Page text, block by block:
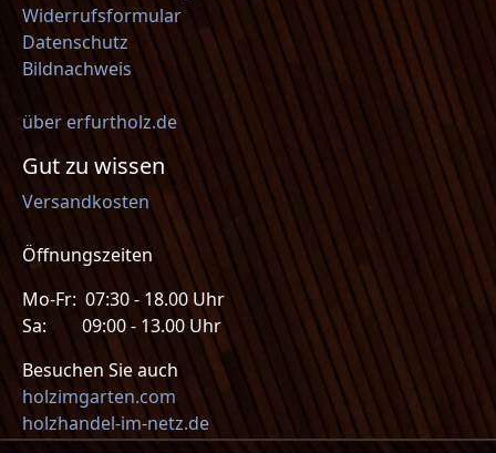
Widerrufsformular
Datenschutz
Bildnachweis
über erfurtholz.de
Gut zu wissen
Versandkosten
Öffnungszeiten
Mo-Fr: 07:30 - 18.00 Uhr
Sa: 09:00 - 13.00 Uhr
Besuchen Sie auch
holzimgarten.com
holzhandel-im-netz.de